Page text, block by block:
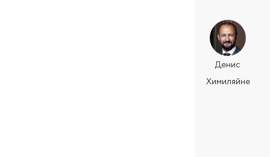
Денис
Химиляйне